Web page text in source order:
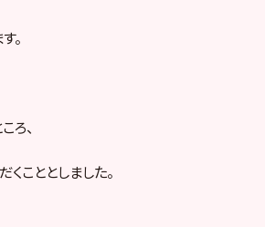
。
ろ、
こととしました。